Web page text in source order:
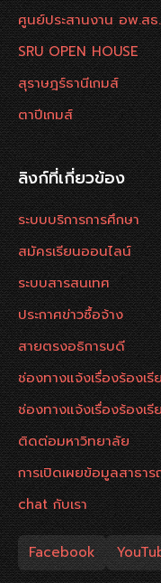
ศูนย์ประสานงาน อพ.ส
SRU OPEN HOUSE
สุราษฎร์ธานีเกมส์
ตาปีเกมส์
ลิงก์ที่เกี่ยวข้อง
ระบบบริการการศึกษา
สมัครเรียนออนไลน์
ระบบสารสนเทศ
ประกาศข่าวซื้อจ้าง
สายตรงอธิการบดี
ช่องทางแจ้งเรื่องร้องเ
ช่องทางแจ้งเรื่องร้องเ
ติดต่อมหาวิทยาลัย
การเปิดเผยข้อมูลสาธา
chat กับเรา
Facebook